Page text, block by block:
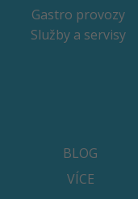
Gastro provozy
Služby a servisy
BLOG
VÍCE